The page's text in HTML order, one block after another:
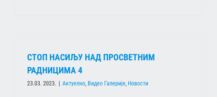
СТОП НАСИЉУ НАД ПРОСВЕТНИМ
РАДНИЦИМА 4
23.03. 2023. Актуелно, Видео Галерије, Новости